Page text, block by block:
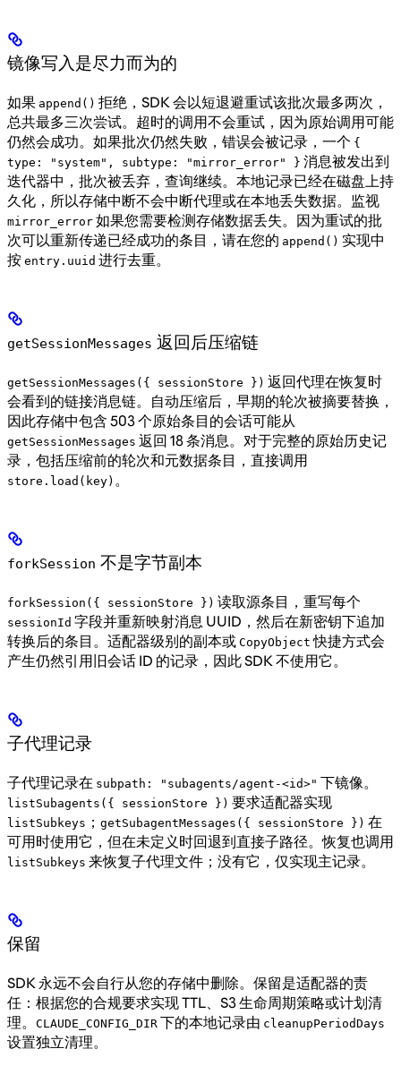
镜像写入是尽力而为的
如果 append() 拒绝，SDK 会以短退避重试该批次最多两次，
总共最多三次尝试。超时的调用不会重试，因为原始调用可能
仍然会成功。如果批次仍然失败，错误会被记录，一个 {
type: "system", subtype: "mirror_error" } 消息被发出到
迭代器中，批次被丢弃，查询继续。本地记录已经在磁盘上持
久化，所以存储中断不会中断代理或在本地丢失数据。监视
mirror_error 如果您需要检测存储数据丢失。因为重试的批
次可以重新传递已经成功的条目，请在您的 append() 实现中
按 entry.uuid 进行去重。
getSessionMessages 返回后压缩链
getSessionMessages({ sessionStore }) 返回代理在恢复时
会看到的链接消息链。自动压缩后，早期的轮次被摘要替换，
因此存储中包含 503 个原始条目的会话可能从
getSessionMessages 返回 18 条消息。对于完整的原始历史记
录，包括压缩前的轮次和元数据条目，直接调用
store.load(key) 。
forkSession 不是字节副本
forkSession({ sessionStore }) 读取源条目，重写每个
sessionId 字段并重新映射消息 UUID，然后在新密钥下追加
转换后的条目。适配器级别的副本或 CopyObject 快捷方式会
产生仍然引用旧会话 ID 的记录，因此 SDK 不使用它。
子代理记录
子代理记录在 subpath: "subagents/agent-<id>" 下镜像。
listSubagents({ sessionStore }) 要求适配器实现
listSubkeys ； getSubagentMessages({ sessionStore }) 在
可用时使用它，但在未定义时回退到直接子路径。恢复也调用
listSubkeys 来恢复子代理文件；没有它，仅实现主记录。
保留
SDK 永远不会自行从您的存储中删除。保留是适配器的责
任：根据您的合规要求实现 TTL、S3 生命周期策略或计划清
理。
CLAUDE_CONFIG_DIR 下的本地记录由 cleanupPeriodDays
设置独立清理。